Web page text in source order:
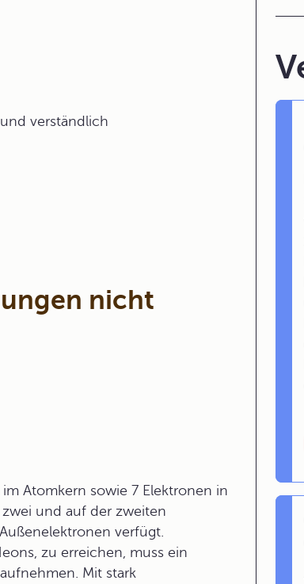
verständlich
nicht
Atomkern sowie 7 Elektronen in
und auf der zweiten
verfügt.
zu erreichen, muss ein
Mit stark